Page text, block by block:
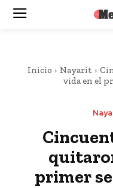
Inicio Nayarit
vida en el
primer